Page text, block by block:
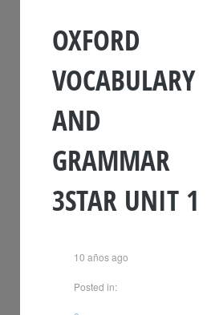
OXFORD
VOCABULARY
AND
GRAMMAR
3STAR UNIT 1
10 años ago
Posted in: